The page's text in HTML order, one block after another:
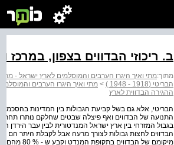
ב. ריכוזי הבדווים בצפון, במרכז
מתוך:מתי ואיך היגרו הערבים והמוסלמים לארץ ישראל -
הבריטי (1918 ‑ 1948 )
> מתי ואיך היגרו הערבים והמוסלמים
ההגירה הבדווית לארץ
הבריטי, אלא גם בשל קביעת הגבולות בין המדינות
התנועה של הבדווים ואף פיצלה שבטים שחלקם נותרו תחת
הבדווים לחצות גבולות לצורך מרעה אבל לקבלת היתר הם